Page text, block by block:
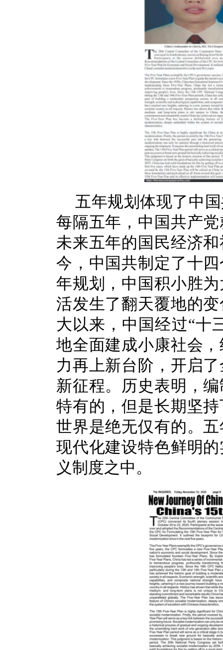
五年规划体现了中
每隔五年，中国共产
未来五年的国民经济
今，中国共制定了十
年规划，中国积小胜
活发生了翻天覆地的
大以来，中国经过“十
地全面建成小康社会
力再上新台阶，开启
新征程。历史表明，
特有的，但是长期坚
世界是绝无仅有的。
现代化建设特色鲜明
义制度之中。